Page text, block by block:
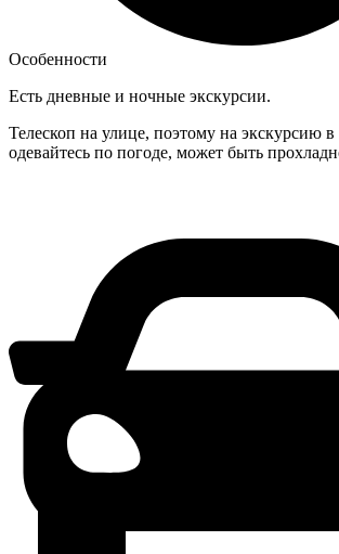
Особенности
Есть дневные и ночные экскурсии.
Телескоп на улице, поэтому на экскурсию
одевайтесь по погоде, может быть